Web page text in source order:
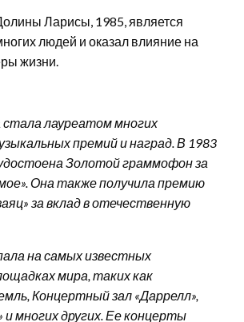
Ларисы, 1985, является
людей и оказал влияние на
жизни.
лауреатом многих
премий и наград. В 1983
Золотой граммофон за
Она также получила премию
за вклад в отечественную
на самых известных
мира, таких как
Концертный зал «Даррелл»,
и многих других. Ее концерты